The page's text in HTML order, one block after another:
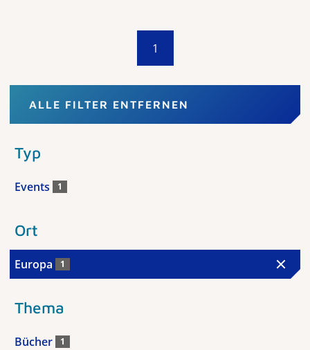
1
ALLE FILTER ENTFERNEN
Typ
Events 1
Ort
Europa 1
Thema
Bücher 1